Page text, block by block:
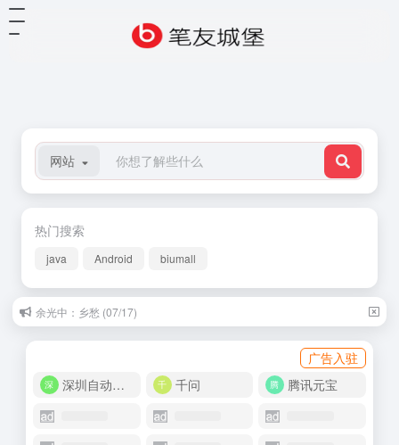
网站
热门搜索
java Android biumall
余光中：乡愁 (07/17)
广告入驻
深圳自动化商城
千问 腾讯元宝